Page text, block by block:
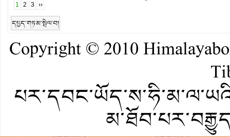
1 2 3 ››
དཔྱད་གཏམ་སྤེལ་བ།
Copyright © 2010